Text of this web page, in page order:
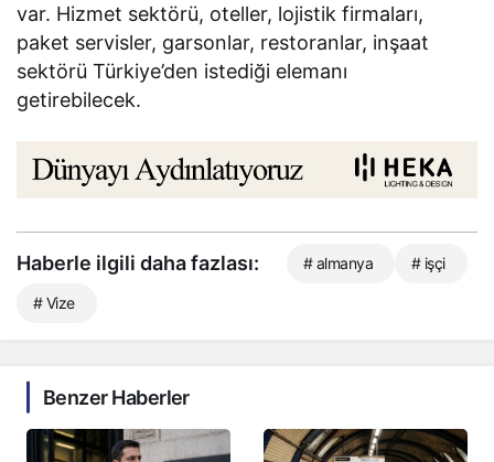
var. Hizmet sektörü, oteller, lojistik firmaları,
paket servisler, garsonlar, restoranlar, inşaat
sektörü Türkiye’den istediği elemanı
getirebilecek.
Haberle ilgili daha fazlası: # almanya # işçi
# Vize
Benzer Haberler